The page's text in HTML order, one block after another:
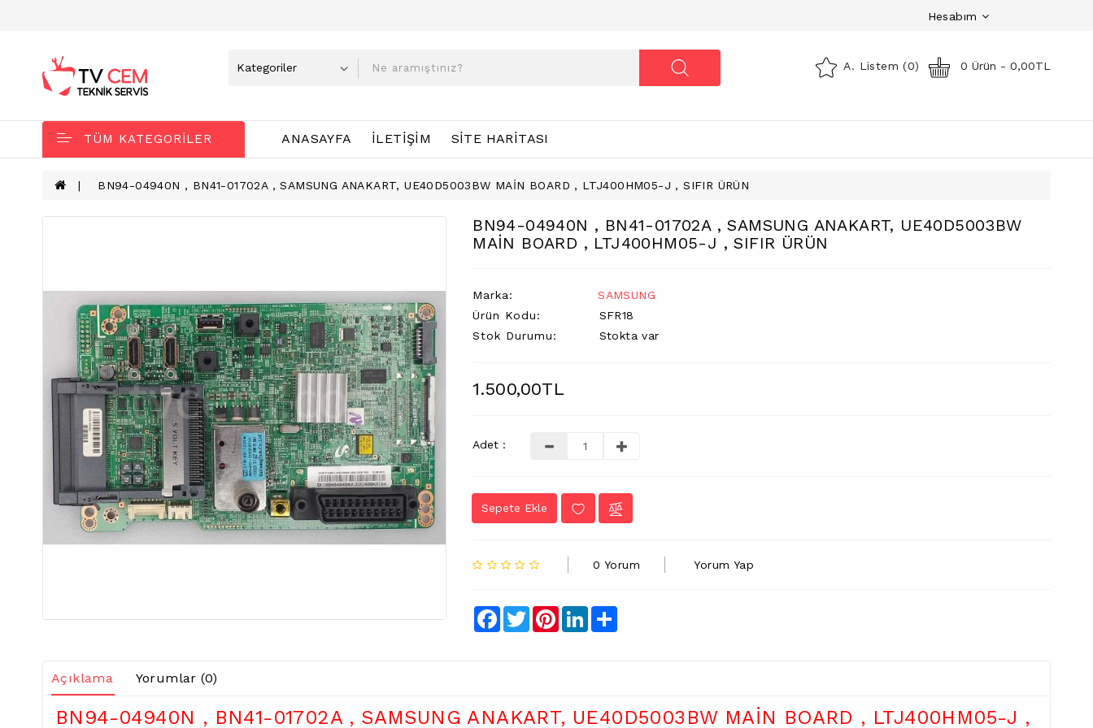
Hesabım
A. Listem (0) 0 Ürün - 0,00TL
TÜM KATEGORILER ANASAYFA İLETIŞIM SITE HARITASI
BN94-04940N , BN41-01702A , SAMSUNG ANAKART, UE40D5003BW MAİN BOARD , LTJ400HM05-J , SIFIR ÜRÜN
BN94-04940N , BN41-01702A , SAMSUNG ANAKART, UE40D5003BW
MAİN BOARD , LTJ400HM05-J , SIFIR ÜRÜN
Marka:
SAMSUNG
Ürün Kodu:
SFR18
Stok Durumu:
Stokta var
1.500,00TL
Adet :
Sepete Ekle
0 Yorum Yorum Yap
Facebook
TwitterPinterestLinkedIn
Açıklama Yorumlar (0)
BN94-04940N , BN41-01702A , SAMSUNG ANAKART, UE40D5003BW MAİN BOARD , LTJ400HM05-J ,